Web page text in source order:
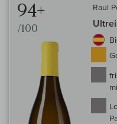
94+
/100
Raul